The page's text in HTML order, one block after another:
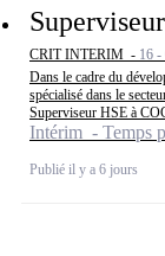
CRIT INTERIM - 16
Dans le cadre du
spécialisé dans le
Superviseur HSE à
Intérim - Temps
Publié il y a 6 jours